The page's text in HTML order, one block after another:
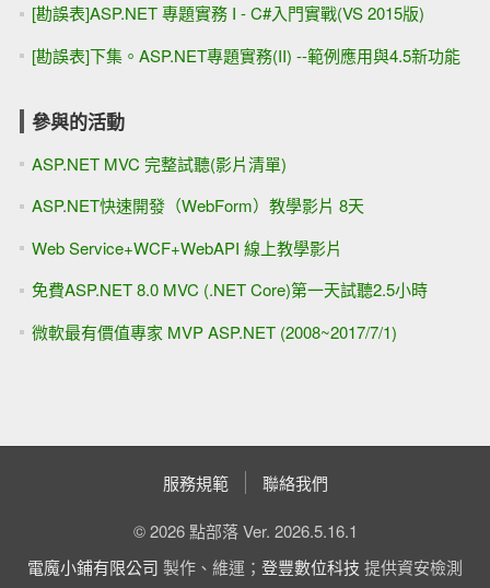
[勘誤表]ASP.NET 專題實務 I - C#入門實戰(VS 2015版)
[勘誤表]下集。ASP.NET專題實務(II) --範例應用與4.5新功能
參與的活動
ASP.NET MVC 完整試聽(影片清單)
ASP.NET快速開發（WebForm）教學影片 8天
Web Service+WCF+WebAPI 線上教學影片
免費ASP.NET 8.0 MVC (.NET Core)第一天試聽2.5小時
微軟最有價值專家 MVP ASP.NET (2008~2017/7/1)
服務規範 聯絡我們
© 2026 點部落 Ver. 2026.5.16.1
電魔小鋪有限公司 製作、維運； 登豐數位科技 提供資安檢測